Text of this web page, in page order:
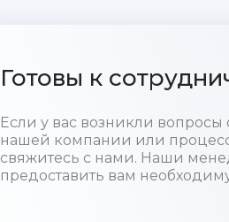
Готовы к
Если у вас возникли
нашей компании или
свяжитесь с нами. Наши
предоставить вам